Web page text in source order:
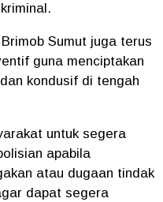
Sumut juga terus
guna menciptakan
kondusif di tengah
untuk segera
apabila
atau dugaan tindak
dapat segera